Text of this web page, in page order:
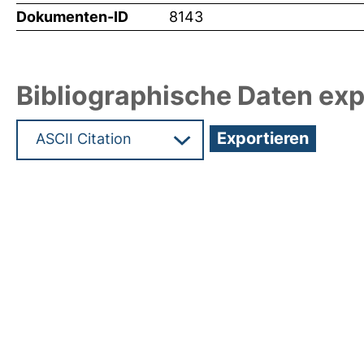
Dokumenten-ID 8143
Bibliographische Daten